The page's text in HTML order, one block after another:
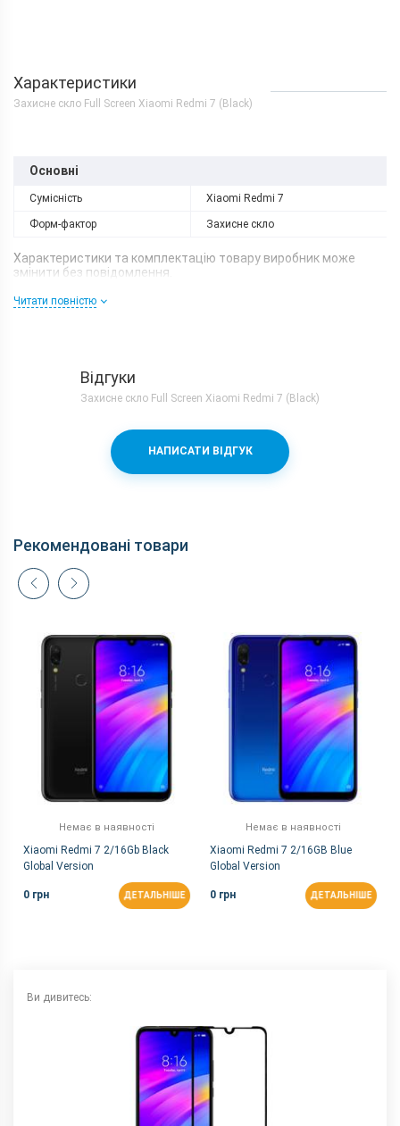
Характеристики
Захисне скло Full Screen Xiaomi Redmi 7 (Black)
Основні
Сумісність Xiaomi Redmi 7
Форм-фактор Захисне скло
Характеристики та комплектацію товару виробник може
змінити без повідомлення.
Читати повністю
Відгуки
Захисне скло Full Screen Xiaomi Redmi 7 (Black)
НАПИСАТИ ВІДГУК
Рекомендовані товари
Немає в наявності
Xiaomi Redmi 7 2/16Gb Black
Global Version
0 грн ДЕТАЛЬНІШЕ
Немає в наявності
Xiaomi Redmi 7 2/16GB Blue
Global Version
0 грн ДЕТАЛЬНІШЕ
Ви дивитесь: